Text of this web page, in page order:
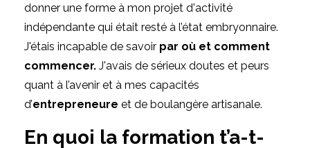
donner une forme à mon projet d'activité
indépendante qui était resté à l’état embryonnaire.
J'étais incapable de savoir par où et comment
commencer. J'avais de sérieux doutes et peurs
quant à l’avenir et à mes capacités
d’entrepreneure et de boulangère artisanale.
En quoi la formation t’a-t-